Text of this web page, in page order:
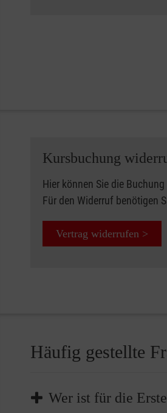
Kursbuchung
Hier können Sie die
Für den Widerruf benötigen
Vertrag widerrufen >
Häufig gestellte
Wer ist für die